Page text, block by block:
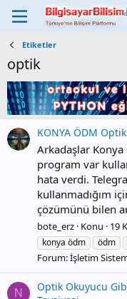
Etiketler
optik
KONYA ÖDM
Arkadaşlar
program var
hata verdi.
kullanmadığım
çözümünü bilen
bote_erz Konu 19
konya ödm
ödm
Forum:İşletim
N
Optik Okuyucu